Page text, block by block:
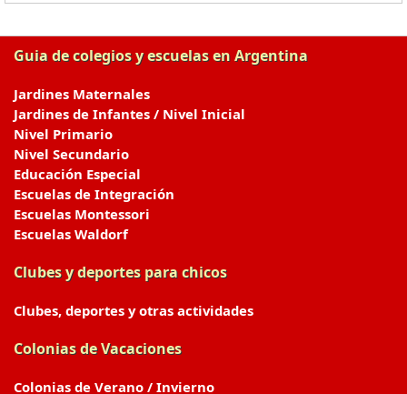
Guia de colegios y escuelas en Argentina
Jardines Maternales
Jardines de Infantes / Nivel Inicial
Nivel Primario
Nivel Secundario
Educación Especial
Escuelas de Integración
Escuelas Montessori
Escuelas Waldorf
Clubes y deportes para chicos
Clubes, deportes y otras actividades
Colonias de Vacaciones
Colonias de Verano / Invierno